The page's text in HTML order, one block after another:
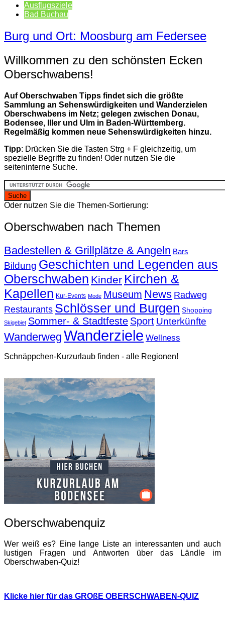
Ausflugsziele
Bad Buchau
Burg und Ort: Moosburg am Federsee
Willkommen zu den schönsten Ecken
Oberschwabens!
Auf Oberschwaben Tipps findet sich die größte
Sammlung an Sehenswürdigkeiten und Wanderzielen
Oberschwabens im Netz; gelegen zwischen Donau,
Bodensee, Iller und Ulm in Baden-Württemberg.
Regelmäßig kommen neue Sehenswürdigkeiten hinzu.
Tipp: Drücken Sie die Tasten Strg + F gleichzeitig, um
spezielle Begriffe zu finden! Oder nutzen Sie die
seiteninterne Suche.
Oder nutzen Sie die Themen-Sortierung:
Oberschwaben nach Themen
Badestellen & Grillplätze & Angeln Bars
Bildung Geschichten und Legenden aus
Oberschwaben Kinder Kirchen &
Kapellen Kur-Events Mode Museum News Radweg
Restaurants Schlösser und Burgen Shopping
Skigebiet Sommer- & Stadtfeste Sport Unterkünfte
Wanderweg Wanderziele Wellness
Schnäppchen-Kurzurlaub finden - alle Regionen!
Oberschwabenquiz
Wer weiß es? Eine lange Liste an interessanten und auch
lustigen Fragen und Antworten über das Ländle im
Oberschwaben-Quiz!
Klicke hier für das GROßE OBERSCHWABEN-QUIZ